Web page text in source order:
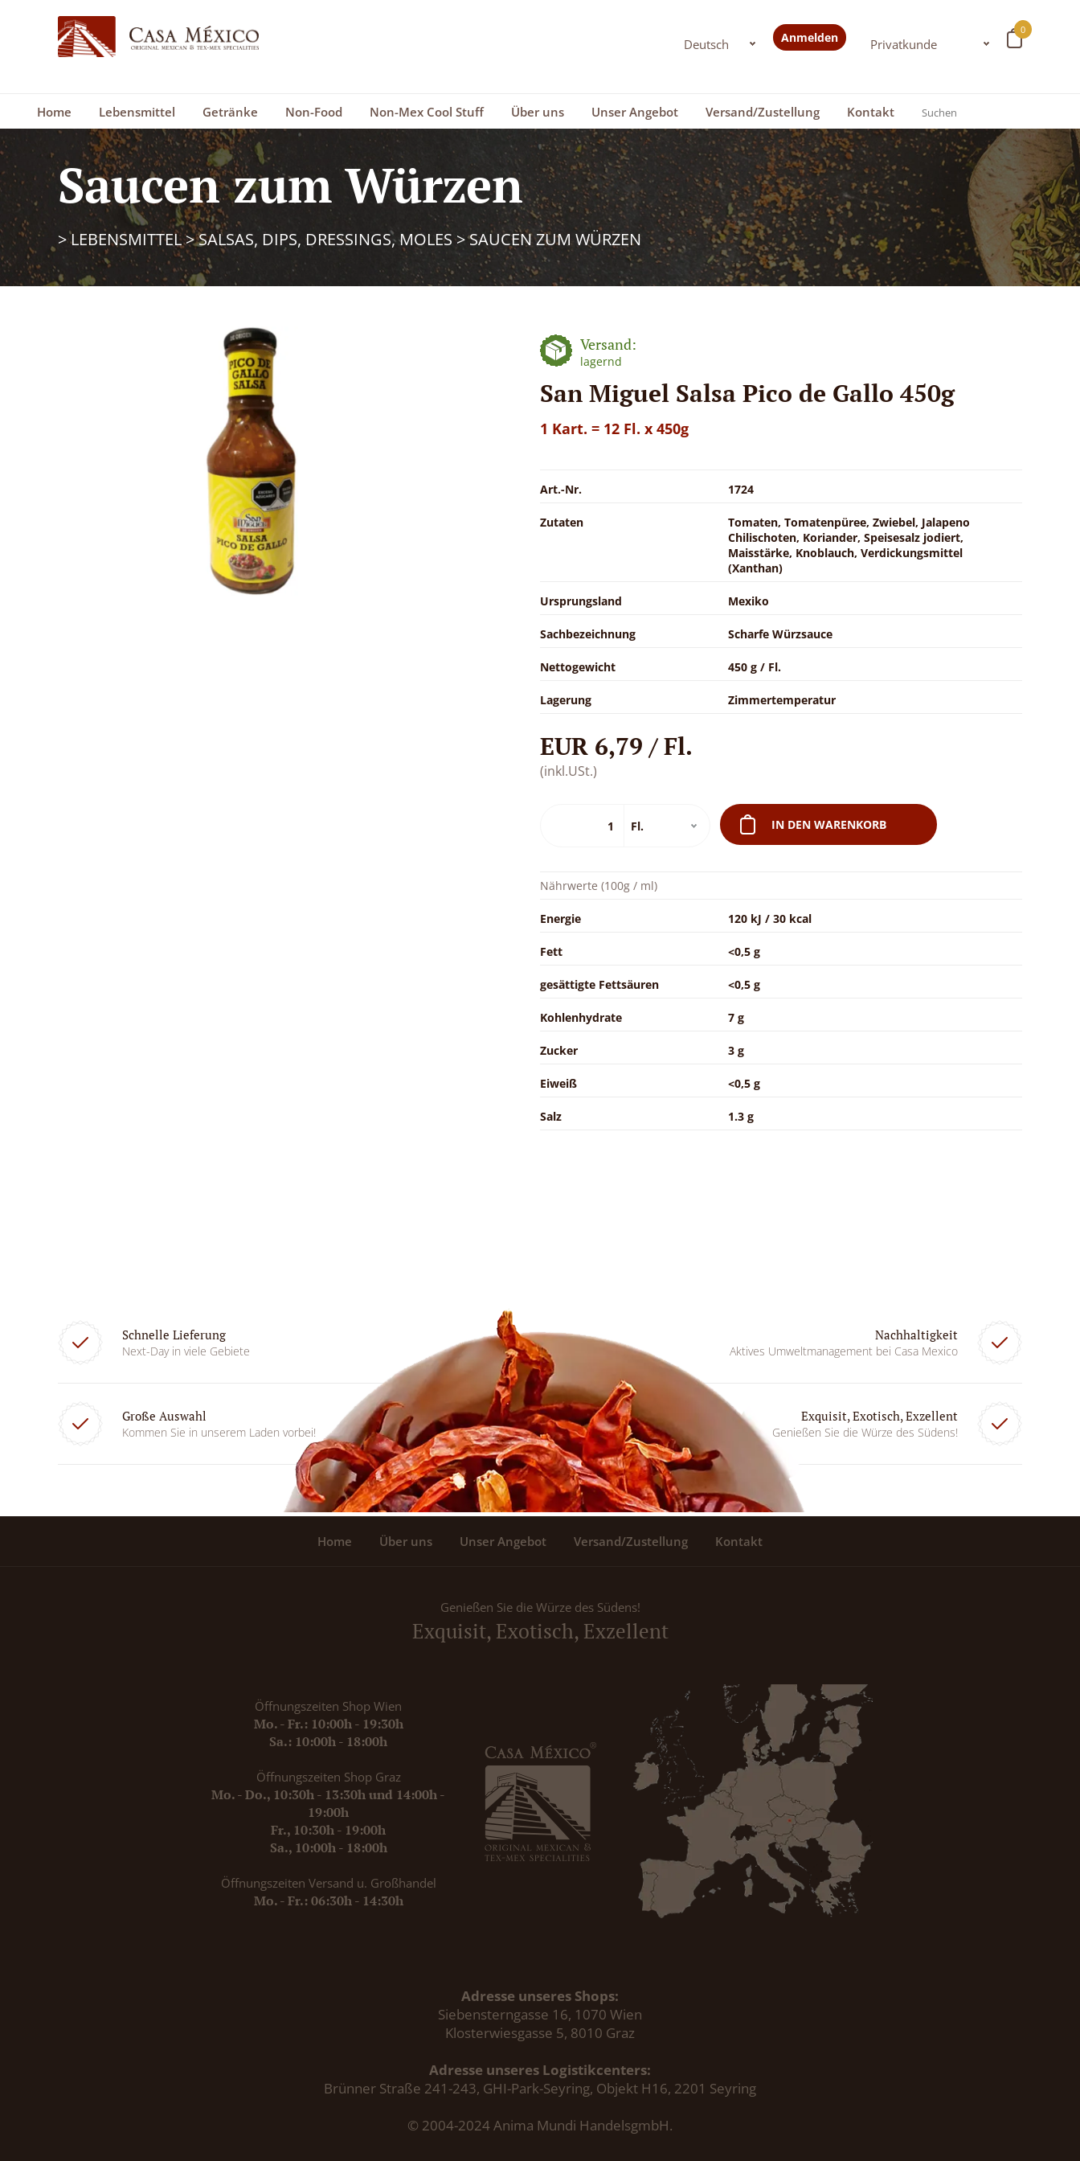
0
Anmelden
Home Lebensmittel Getränke Non-Food Non-Mex Cool Stuff Über uns Unser Angebot Versand/Zustellung Kontakt
Saucen zum Würzen
>LEBENSMITTEL>SALSAS, DIPS, DRESSINGS, MOLES>SAUCEN ZUM WÜRZEN
Versand:
lagernd
San Miguel Salsa Pico de Gallo 450g
1 Kart. = 12 Fl. x 450g
Art.-Nr. 1724
Zutaten
Tomaten, Tomatenpüree, Zwiebel, Jalapeno
Chilischoten, Koriander, Speisesalz jodiert,
Maisstärke, Knoblauch, Verdickungsmittel
(Xanthan)
Ursprungsland Mexiko
Sachbezeichnung Scharfe Würzsauce
Nettogewicht 450 g / Fl.
Lagerung Zimmertemperatur
EUR 6,79 / Fl.
(inkl.USt.)
IN DEN WARENKORB
Nährwerte (100g / ml)
Energie 120 kJ / 30 kcal
Fett <0,5 g
gesättigte Fettsäuren <0,5 g
Kohlenhydrate 7 g
Zucker 3 g
Eiweiß <0,5 g
Salz 1.3 g
Schnelle Lieferung
Next-Day in viele Gebiete
Nachhaltigkeit
Aktives Umweltmanagement bei Casa Mexico
Große Auswahl
Kommen Sie in unserem Laden vorbei!
Exquisit, Exotisch, Exzellent
Genießen Sie die Würze des Südens!
Home Über uns Unser Angebot Versand/Zustellung Kontakt
Genießen Sie die Würze des Südens!
Exquisit, Exotisch, Exzellent
Öffnungszeiten Shop Wien
Mo. - Fr.: 10:00h - 19:30h
Sa.: 10:00h - 18:00h
Öffnungszeiten Shop Graz
Mo. - Do., 10:30h - 13:30h und 14:00h -
19:00h
Fr., 10:30h - 19:00h
Sa., 10:00h - 18:00h
Öffnungszeiten Versand u. Großhandel
Mo. - Fr.: 06:30h - 14:30h
Adresse unseres Shops:
Siebensterngasse 16, 1070 Wien
Klosterwiesgasse 5, 8010 Graz
Adresse unseres Logistikcenters:
Brünner Straße 241-243, GHI-Park-Seyring, Objekt H16, 2201 Seyring
© 2004-2024 Anima Mundi HandelsgmbH.